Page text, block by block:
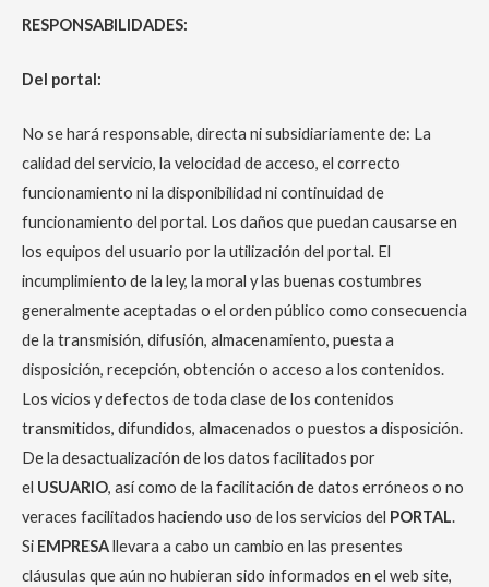
RESPONSABILIDADES:
Del portal:
No se hará responsable, directa ni subsidiariamente de: La
calidad del servicio, la velocidad de acceso, el correcto
funcionamiento ni la disponibilidad ni continuidad de
funcionamiento del portal. Los daños que puedan causarse en
los equipos del usuario por la utilización del portal. El
incumplimiento de la ley, la moral y las buenas costumbres
generalmente aceptadas o el orden público como consecuencia
de la transmisión, difusión, almacenamiento, puesta a
disposición, recepción, obtención o acceso a los contenidos.
Los vicios y defectos de toda clase de los contenidos
transmitidos, difundidos, almacenados o puestos a disposición.
De la desactualización de los datos facilitados por
el USUARIO, así como de la facilitación de datos erróneos o no
veraces facilitados haciendo uso de los servicios del PORTAL.
Si EMPRESAllevara a cabo un cambio en las presentes
cláusulas que aún no hubieran sido informados en el web site,